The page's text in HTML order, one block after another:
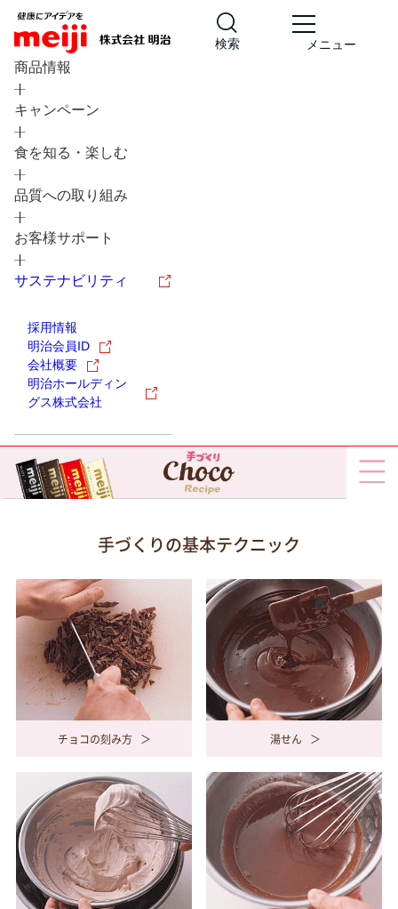
検索 メニュー
商品情報
キャンペーン
食を知る・楽しむ
品質への取り組み
お客様サポート
サステナビリティ
採用情報
明治会員ID
会社概要
明治ホールディン
グス株式会社
手づくりの基本テクニック
チョコの刻み方 湯せん